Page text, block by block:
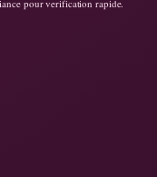
pour verification rapide.